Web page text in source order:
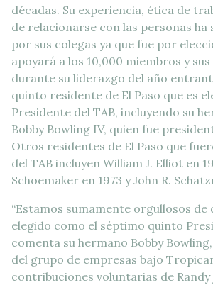
décadas. Su experiencia, ética de
de relacionarse con las personas
por sus colegas ya que fue por
apoyará a los 10,000 miembros y
durante su liderazgo del año
quinto residente de El Paso que es
Presidente del TAB, incluyendo su
Bobby Bowling IV, quien fue
Otros residentes de El Paso que
del TAB incluyen William J. Elliot en
Schoemaker en 1973 y John R.
“Estamos sumamente orgullosos de
elegido como el séptimo quinto
comenta su hermano Bobby
del grupo de empresas bajo
contribuciones voluntarias de